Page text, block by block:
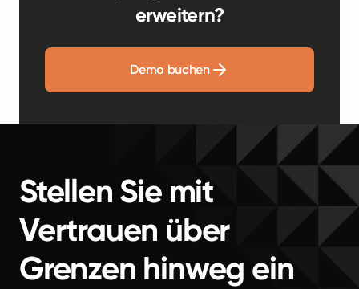
erweitern?
Demo buchen
Stellen Sie mit
Vertrauen über
Grenzen hinweg ein